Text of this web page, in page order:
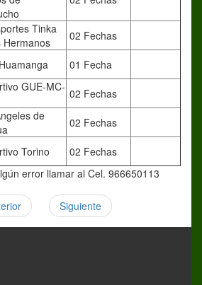
Tinka
Hermanos
02 Fechas
01 Fecha
GUE-MC- 02 Fechas
de
02 Fechas
Torino
02 Fechas
error llamar al Cel. 966650113
Siguiente